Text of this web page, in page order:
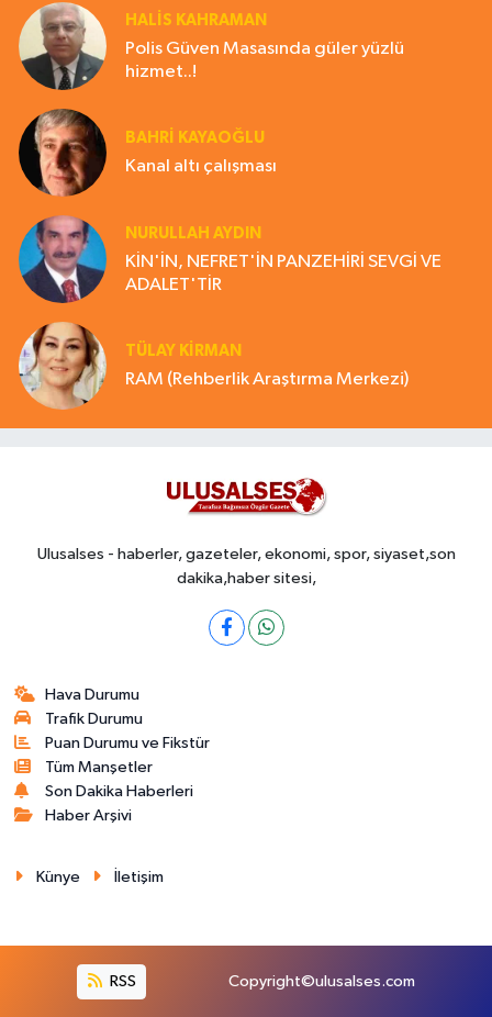
HALIS KAHRAMAN
Polis Güven Masasında güler yüzlü
hizmet..!
BAHRI KAYAOĞLU
Kanal altı çalışması
NURULLAH AYDIN
KİN'İN, NEFRET'İN PANZEHİRİ SEVGİ VE
ADALET'TİR
TÜLAY KİRMAN
RAM (Rehberlik Araştırma Merkezi)
Ulusalses - haberler, gazeteler, ekonomi, spor, siyaset,son
dakika,haber sitesi,
Hava Durumu
Trafik Durumu
Puan Durumu ve Fikstür
Tüm Manşetler
Son Dakika Haberleri
Haber Arşivi
Künye İletişim
RSS Copyright©ulusalses.com